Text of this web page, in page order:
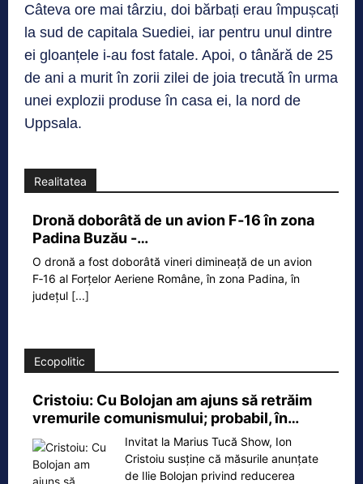
Câteva ore mai târziu, doi bărbați erau împușcați
la sud de capitala Suediei, iar pentru unul dintre
ei gloanțele i-au fost fatale. Apoi, o tânără de 25
de ani a murit în zorii zilei de joia trecută în urma
unei explozii produse în casa ei, la nord de
Uppsala.
Realitatea
Dronă doborâtă de un avion F‑16 în zona
Padina Buzău -…
O dronă a fost doborâtă vineri dimineață de un avion
F‑16 al Forțelor Aeriene Române, în zona Padina, în
județul [...]
Ecopolitic
Cristoiu: Cu Bolojan am ajuns să retrăim
vremurile comunismului; probabil, în…
Invitat la Marius Tucă Show, Ion
Cristoiu susține că măsurile anunțate
de Ilie Bolojan privind reducerea